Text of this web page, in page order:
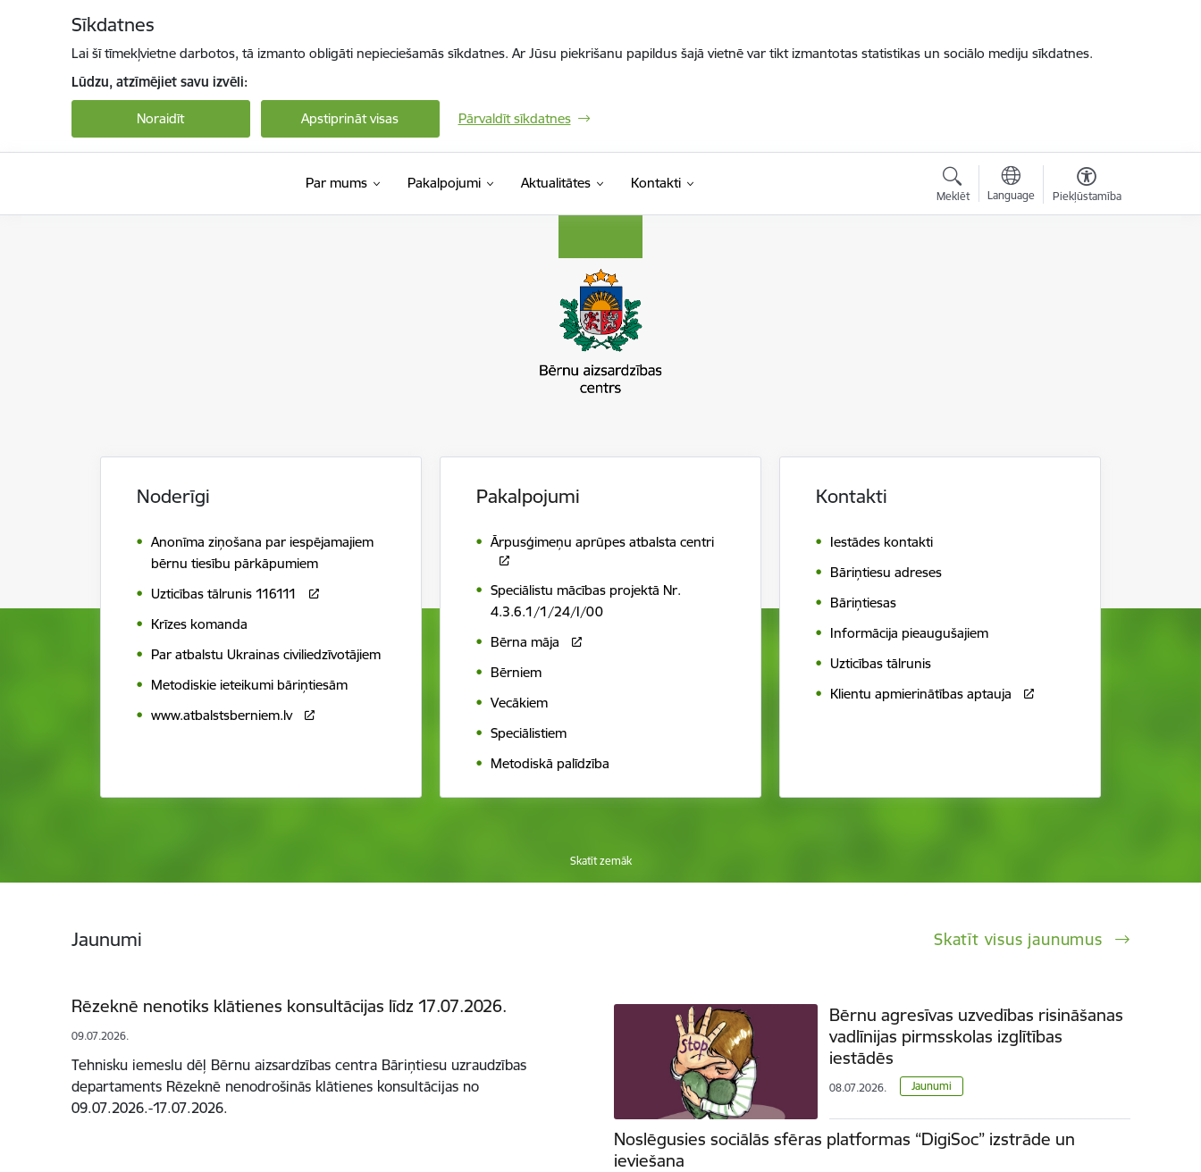
Sīkdatnes
Lai šī tīmekļvietne darbotos, tā izmanto obligāti nepieciešamās sīkdatnes. Ar Jūsu piekrišanu papildus šajā vietnē var tikt izmantotas statistikas un sociālo mediju sīkdatnes.
Lūdzu, atzīmējiet savu izvēli:
Noraidīt Apstiprināt visas Pārvaldīt sīkdatnes
Par mums Pakalpojumi Aktualitātes Kontakti
Meklēt Language Piekļūstamība
Noderīgi
Anonīma ziņošana par iespējamajiem
bērnu tiesību pārkāpumiem
Uzticības tālrunis 116111
Krīzes komanda
Par atbalstu Ukrainas civiliedzīvotājiem
Metodiskie ieteikumi bāriņtiesām
www.atbalstsberniem.lv
Pakalpojumi
Ārpusģimeņu aprūpes atbalsta centri
Speciālistu mācības projektā Nr.
4.3.6.1/1/24/I/00
Bērna māja
Bērniem
Vecākiem
Speciālistiem
Metodiskā palīdzība
Kontakti
Iestādes kontakti
Bāriņtiesu adreses
Bāriņtiesas
Informācija pieaugušajiem
Uzticības tālrunis
Klientu apmierinātības aptauja
Skatīt zemāk
Jaunumi Skatīt visus jaunumus
Rēzeknē nenotiks klātienes konsultācijas līdz 17.07.2026.
09.07.2026.
Tehnisku iemeslu dēļ Bērnu aizsardzības centra Bāriņtiesu uzraudzības
departaments Rēzeknē nenodrošinās klātienes konsultācijas no
09.07.2026.-17.07.2026.
Bērnu agresīvas uzvedības risināšanas
vadlīnijas pirmsskolas izglītības
iestādēs
08.07.2026. Jaunumi
Noslēgusies sociālās sfēras platformas “DigiSoc” izstrāde un
ieviešana